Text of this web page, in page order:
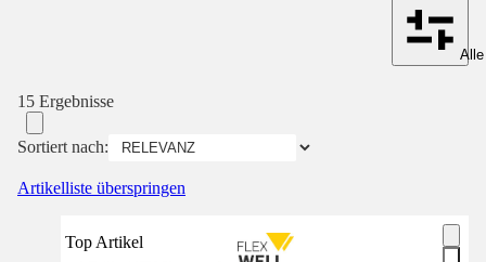
15 Ergebnisse
Sortiert nach:
Artikelliste überspringen
Top Artikel